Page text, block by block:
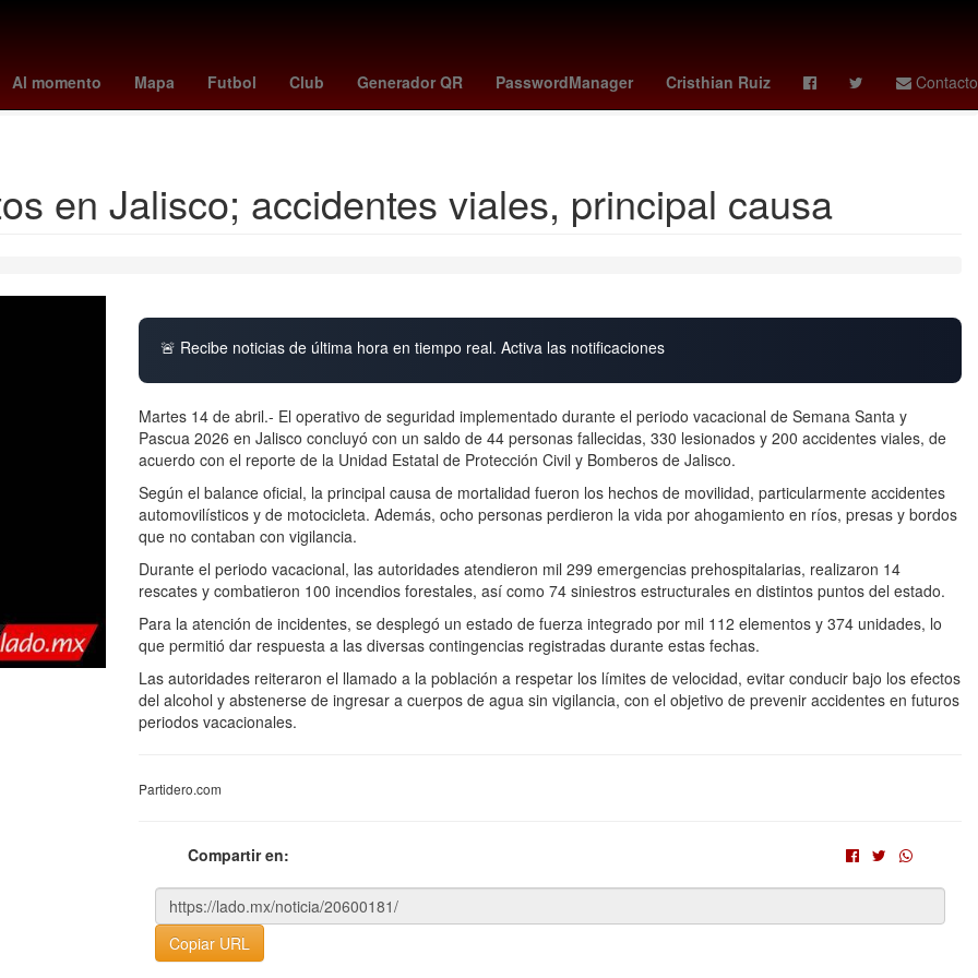
Al momento Mapa Futbol Club Generador QR PasswordManager Cristhian Ruiz Contacto
2026 sint maarten José Manuel Figueroa Celta de Vigo - Osasuna mariah carey celta de vigo vs osasuna
celta vs osasuna
en Jalisco; accidentes viales, principal causa
🚨 Recibe noticias de última hora en tiempo real. Activa las notificaciones
Martes 14 de abril.- El operativo de seguridad implementado durante el periodo vacacional de Semana Santa y
Pascua 2026 en Jalisco concluyó con un saldo de 44 personas fallecidas, 330 lesionados y 200 accidentes viales, de
acuerdo con el reporte de la Unidad Estatal de Protección Civil y Bomberos de Jalisco.
Según el balance oficial, la principal causa de mortalidad fueron los hechos de movilidad, particularmente accidentes
automovilísticos y de motocicleta. Además, ocho personas perdieron la vida por ahogamiento en ríos, presas y bordos
que no contaban con vigilancia.
Durante el periodo vacacional, las autoridades atendieron mil 299 emergencias prehospitalarias, realizaron 14
rescates y combatieron 100 incendios forestales, así como 74 siniestros estructurales en distintos puntos del estado.
Para la atención de incidentes, se desplegó un estado de fuerza integrado por mil 112 elementos y 374 unidades, lo
que permitió dar respuesta a las diversas contingencias registradas durante estas fechas.
Las autoridades reiteraron el llamado a la población a respetar los límites de velocidad, evitar conducir bajo los efectos
del alcohol y abstenerse de ingresar a cuerpos de agua sin vigilancia, con el objetivo de prevenir accidentes en futuros
periodos vacacionales.
Partidero.com
Compartir en:
Copiar URL